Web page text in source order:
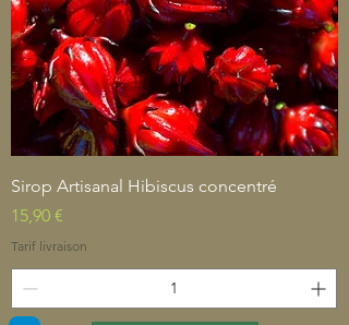
Sirop Artisanal Hibiscus concentré
Precio
15,90 €
Tarif livraison